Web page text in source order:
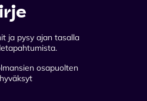
ja pysy ajan tasalla
osapuolten